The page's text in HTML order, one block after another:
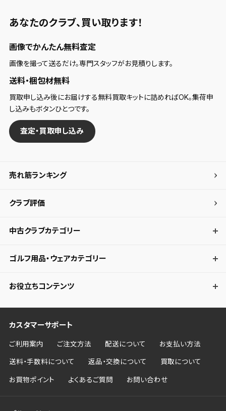
あなたのクラブ、 買い取ります！
画像でかんたん無料査定
画像を撮って送るだけ。専門スタッフがお見積りします。
送料・梱包材無料
買取申し込み後にお届けする無料買取キットに詰めればOK。集荷申
し込みもボタンひとつです。
査定・買取申し込み
売れ筋ランキング
クラブ評価
中古クラブカテゴリー
ゴルフ用品・ウェアカテゴリー
お役立ちコンテンツ
カスタマーサポート
ご利用案内 ご注文方法 配送について お支払い方法
送料・手数料について 返品・交換について 買取について
お買物ポイント よくあるご質問 お問い合わせ